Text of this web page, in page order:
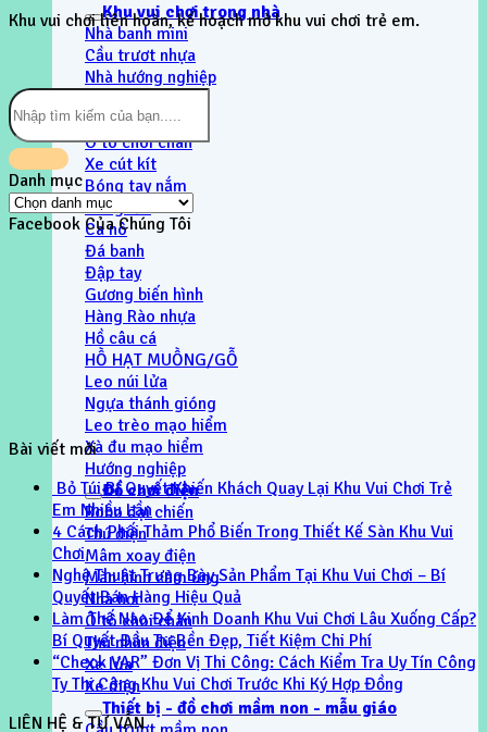
Khu vui chơi trong nhà
Nhà banh mini
Cầu trươt nhựa
Nhà hướng nghiệp
Xe trượt dốc
Ô tô chòi chân
Xe cút kít
Bóng tay nắm
Bóng lăn
Ca nô
Đá banh
Đập tay
Gương biến hình
Hàng Rào nhựa
Hồ câu cá
HỒ HẠT MUỒNG/GỖ
Leo núi lửa
Ngựa thánh gióng
Leo trèo mạo hiểm
Xà đu mạo hiểm
Hướng nghiệp
Đồ chơi điện
Robo đại chiến
Thú điện
Mâm xoay điện
Màn hình cảm ứng
Nhà hơi
Ô tô chòi chân
Thú nhún điện
Xe lửa
Xe điện
Thiết bị - đồ chơi mầm non - mẫu giáo
Khu vui chơi liên hoàn, kế hoạch mở khu vui chơi trẻ em.
Danh mục
Danh
mục
Facebook Của Chúng Tôi
Bài viết mới
Bỏ Túi Bí Quyết Khiến Khách Quay Lại Khu Vui Chơi Trẻ
Em Nhiều Lần
4 Cách Phối Thảm Phổ Biến Trong Thiết Kế Sàn Khu Vui
Chơi
Nghệ Thuật Trưng Bày Sản Phẩm Tại Khu Vui Chơi – Bí
Quyết Bán Hàng Hiệu Quả
Làm Thế Nào Để Kinh Doanh Khu Vui Chơi Lâu Xuống Cấp?
Bí Quyết Đầu Tư Bền Đẹp, Tiết Kiệm Chi Phí
“Check VAR” Đơn Vị Thi Công: Cách Kiểm Tra Uy Tín Công
Ty Thi Công Khu Vui Chơi Trước Khi Ký Hợp Đồng
LIÊN HỆ & TƯ VẤN